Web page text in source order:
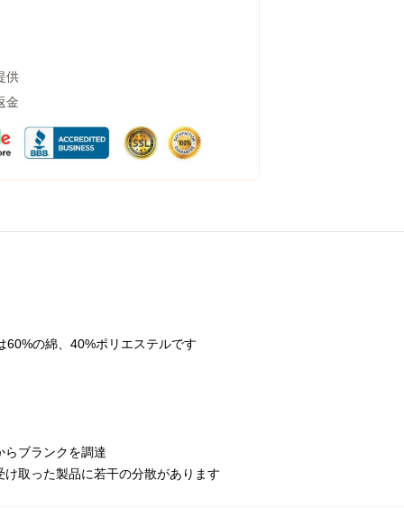
供
金
の綿、40%ポリエステルです
らブランクを調達
取った製品に若干の分散があります